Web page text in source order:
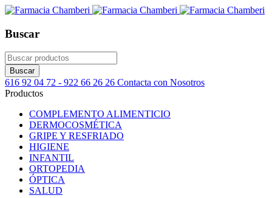
Buscar
616 92 04 72 - 922 66 26 26 Contacta con Nosotros
Productos
COMPLEMENTO ALIMENTICIO
DERMOCOSMÉTICA
GRIPE Y RESFRIADO
HIGIENE
INFANTIL
ORTOPEDIA
ÓPTICA
SALUD